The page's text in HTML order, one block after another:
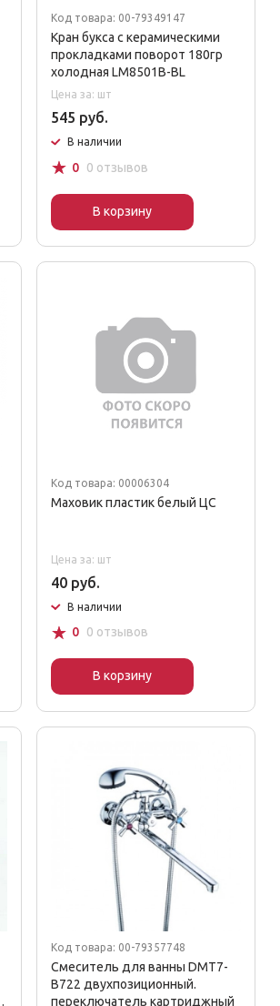
Код товара: 00-79349147
Кран букса с керамическими
прокладками поворот 180гр
холодная LM8501B-BL
Цена за: шт
545 руб.
В наличии
☆ 0 0 отзывов
В корзину
Код товара: 00006304
Маховик пластик белый ЦС
Цена за: шт
40 руб.
В наличии
☆ 0 0 отзывов
В корзину
Код товара: 00-79357748
Смеситель для ванны DMT7-
В722 двухпозиционный.
переключатель картриджный